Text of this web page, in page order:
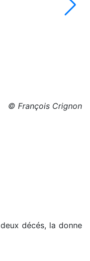
© François Crignon
décés, la donne